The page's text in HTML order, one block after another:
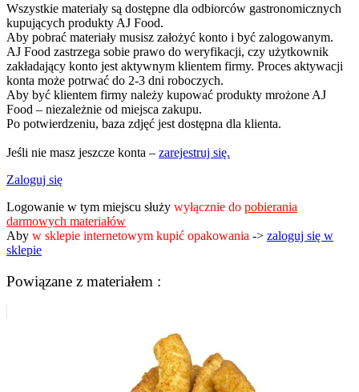
Wszystkie materiały są dostępne dla odbiorców gastronomicznych
kupujących produkty AJ Food.
Aby pobrać materiały musisz założyć konto i być zalogowanym.
AJ Food zastrzega sobie prawo do weryfikacji, czy użytkownik
zakładający konto jest aktywnym klientem firmy. Proces aktywacji
konta może potrwać do 2-3 dni roboczych.
Aby być klientem firmy należy kupować produkty mrożone AJ
Food – niezależnie od miejsca zakupu.
Po potwierdzeniu, baza zdjęć jest dostępna dla klienta.
Jeśli nie masz jeszcze konta – zarejestruj się.
Zaloguj się
Logowanie w tym miejscu służy wyłącznie do pobierania
darmowych materiałów
Aby w sklepie internetowym kupić opakowania -> zaloguj się w
sklepie
Powiązane z materiałem :